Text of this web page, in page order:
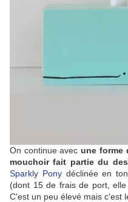
On continue avecune forme
mouchoir fait partie du
Sparkly Ponydéclinée en
(dont 15 de frais de port,
C'est un peu élevé mais c'est